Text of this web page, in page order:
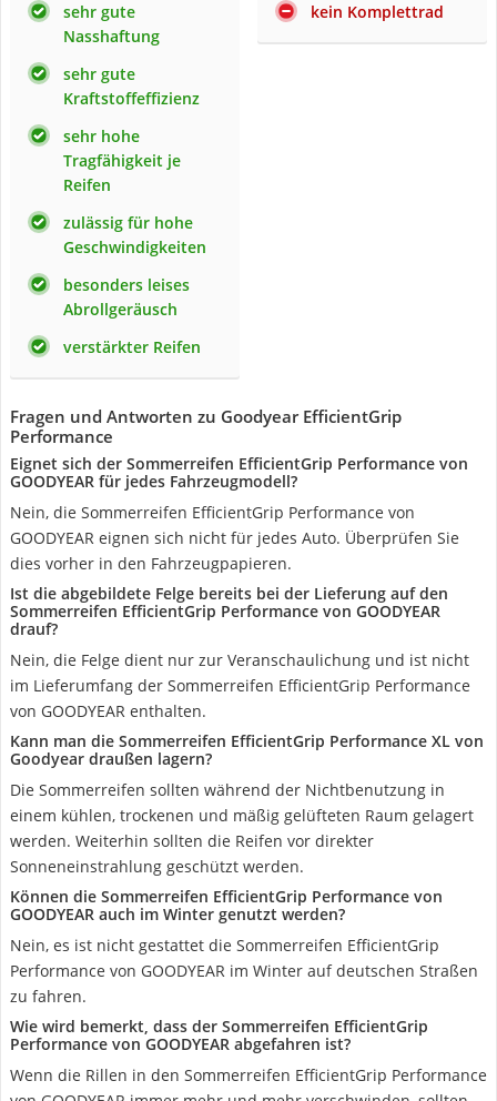
sehr gute
Nasshaftung
sehr gute
Kraftstoffeffizienz
sehr hohe
Tragfähigkeit je
Reifen
zulässig für hohe
Geschwindigkeiten
besonders leises
Abrollgeräusch
verstärkter Reifen
kein Komplettrad
Fragen und Antworten zu Goodyear EfficientGrip
Performance
Eignet sich der Sommerreifen EfficientGrip Performance von
GOODYEAR für jedes Fahrzeugmodell?
Nein, die Sommerreifen EfficientGrip Performance von
GOODYEAR eignen sich nicht für jedes Auto. Überprüfen Sie
dies vorher in den Fahrzeugpapieren.
Ist die abgebildete Felge bereits bei der Lieferung auf den
Sommerreifen EfficientGrip Performance von GOODYEAR
drauf?
Nein, die Felge dient nur zur Veranschaulichung und ist nicht
im Lieferumfang der Sommerreifen EfficientGrip Performance
von GOODYEAR enthalten.
Kann man die Sommerreifen EfficientGrip Performance XL von
Goodyear draußen lagern?
Die Sommerreifen sollten während der Nichtbenutzung in
einem kühlen, trockenen und mäßig gelüfteten Raum gelagert
werden. Weiterhin sollten die Reifen vor direkter
Sonneneinstrahlung geschützt werden.
Können die Sommerreifen EfficientGrip Performance von
GOODYEAR auch im Winter genutzt werden?
Nein, es ist nicht gestattet die Sommerreifen EfficientGrip
Performance von GOODYEAR im Winter auf deutschen Straßen
zu fahren.
Wie wird bemerkt, dass der Sommerreifen EfficientGrip
Performance von GOODYEAR abgefahren ist?
Wenn die Rillen in den Sommerreifen EfficientGrip Performance